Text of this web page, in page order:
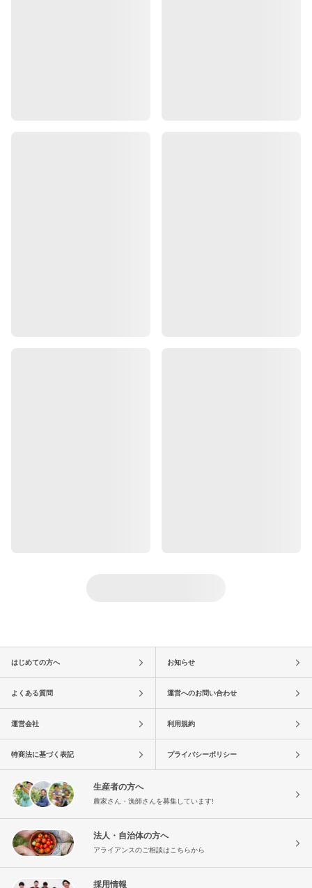
はじめての方へ お知らせ
よくある質問 運営へのお問い合わせ
運営会社 利用規約
特商法に基づく表記 プライバシーポリシー
生産者の方へ
農家さん・漁師さんを募集しています!
法人・自治体の方へ
アライアンスのご相談はこちらから
採用情報